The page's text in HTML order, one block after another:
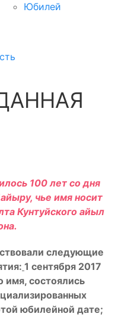
Юбилей
100 лет со дня
чье имя носит
Кунтуйского айыл
следующие
1 сентября 2017
имя, состоялись
юбилейной дате;